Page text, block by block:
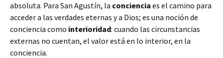
absoluta. Para San Agustín, la conciencia es el camino para
acceder a las verdades eternas y a Dios; es una noción de
conciencia como interioridad: cuando las circunstancias
externas no cuentan, el valor está en lo interior, en la
conciencia.